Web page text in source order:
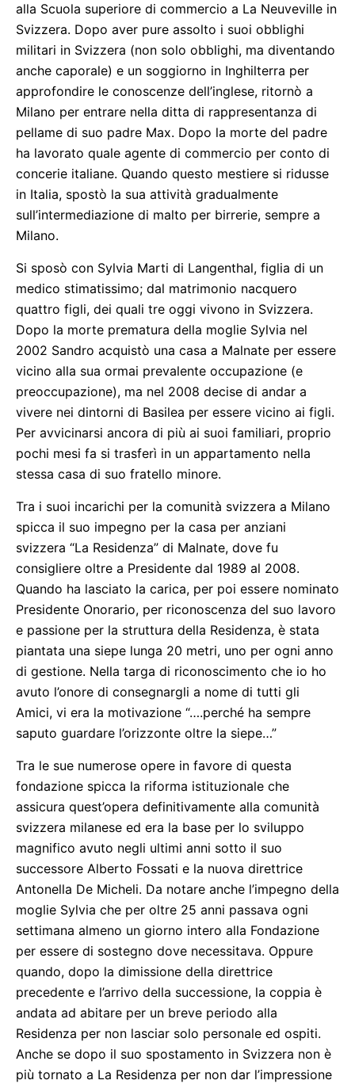
alla Scuola superiore di commercio a La Neuveville in
Svizzera. Dopo aver pure assolto i suoi obblighi
militari in Svizzera (non solo obblighi, ma diventando
anche caporale) e un soggiorno in Inghilterra per
approfondire le conoscenze dell’inglese, ritornò a
Milano per entrare nella ditta di rappresentanza di
pellame di suo padre Max. Dopo la morte del padre
ha lavorato quale agente di commercio per conto di
concerie italiane. Quando questo mestiere si ridusse
in Italia, spostò la sua attività gradualmente
sull’intermediazione di malto per birrerie, sempre a
Milano.
Si sposò con Sylvia Marti di Langenthal, figlia di un
medico stimatissimo; dal matrimonio nacquero
quattro figli, dei quali tre oggi vivono in Svizzera.
Dopo la morte prematura della moglie Sylvia nel
2002 Sandro acquistò una casa a Malnate per essere
vicino alla sua ormai prevalente occupazione (e
preoccupazione), ma nel 2008 decise di andar a
vivere nei dintorni di Basilea per essere vicino ai figli.
Per avvicinarsi ancora di più ai suoi familiari, proprio
pochi mesi fa si trasferì in un appartamento nella
stessa casa di suo fratello minore.
Tra i suoi incarichi per la comunità svizzera a Milano
spicca il suo impegno per la casa per anziani
svizzera “La Residenza” di Malnate, dove fu
consigliere oltre a Presidente dal 1989 al 2008.
Quando ha lasciato la carica, per poi essere nominato
Presidente Onorario, per riconoscenza del suo lavoro
e passione per la struttura della Residenza, è stata
piantata una siepe lunga 20 metri, uno per ogni anno
di gestione. Nella targa di riconoscimento che io ho
avuto l’onore di consegnargli a nome di tutti gli
Amici, vi era la motivazione “….perché ha sempre
saputo guardare l’orizzonte oltre la siepe…”
Tra le sue numerose opere in favore di questa
fondazione spicca la riforma istituzionale che
assicura quest’opera definitivamente alla comunità
svizzera milanese ed era la base per lo sviluppo
magnifico avuto negli ultimi anni sotto il suo
successore Alberto Fossati e la nuova direttrice
Antonella De Micheli. Da notare anche l’impegno della
moglie Sylvia che per oltre 25 anni passava ogni
settimana almeno un giorno intero alla Fondazione
per essere di sostegno dove necessitava. Oppure
quando, dopo la dimissione della direttrice
precedente e l’arrivo della successione, la coppia è
andata ad abitare per un breve periodo alla
Residenza per non lasciar solo personale ed ospiti.
Anche se dopo il suo spostamento in Svizzera non è
più tornato a La Residenza per non dar l’impressione